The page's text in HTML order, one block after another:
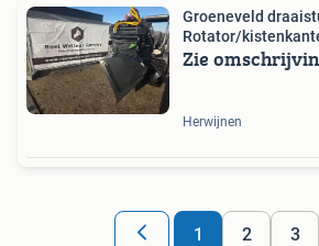
Groeneveld
Rotator/
Zie
Herwijnen
1 2 3